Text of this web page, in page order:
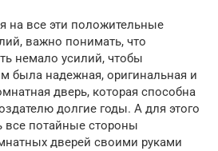
на все эти положительные
важно понимать, что
немало усилий, чтобы
была надежная, оригинальная и
дверь, которая способна
долгие годы. А для этого
все потайные стороны
дверей своими руками